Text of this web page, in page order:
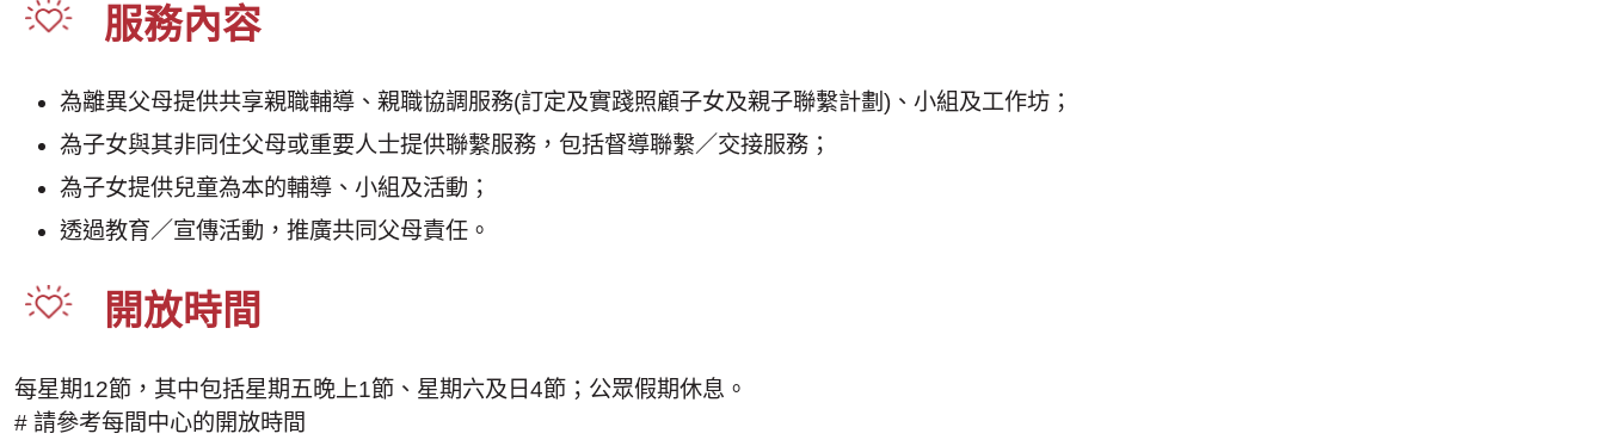
服務內容
為離異父母提供共享親職輔導、親職協調服務(訂定及實踐照顧子女及親子聯繫計劃)、小組及工作坊；
為子女與其非同住父母或重要人士提供聯繫服務，包括督導聯繫／交接服務；
為子女提供兒童為本的輔導、小組及活動；
透過教育／宣傳活動，推廣共同父母責任。
開放時間
每星期12節，其中包括星期五晚上1節、星期六及日4節；公眾假期休息。
# 請參考每間中心的開放時間